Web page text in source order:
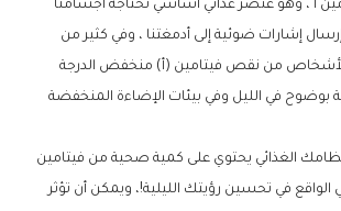
أ ، وهو عنصر غذائي أساسي تحتاجه أجسامنا
إشارات ضوئية إلى أدمغتنا ، وفي كثير من
الأشخاص من نقص فيتامين (أ) منخفض الدرجة
بوضوح في الليل وفي بيئات الإضاءة المنخفضة
نظامك الغذائي يحتوي على كمية صحية من فيتامين
في تحسين رؤيتك الليلية!، ويمكن أن تؤثر